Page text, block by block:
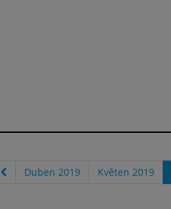
Duben 2019 Květen 2019